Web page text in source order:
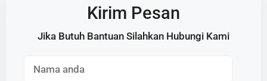
Kirim Pesan
Jika Butuh Bantuan Silahkan Hubungi Kami